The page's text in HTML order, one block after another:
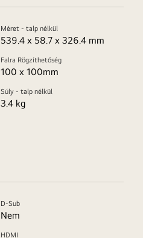
Méret - talp nélkül
539.4 x 58.7 x 326.4 mm
Falra Rögzíthetőség
100 x 100mm
Súly - talp nélkül
3.4 kg
D-Sub
Nem
HDMI